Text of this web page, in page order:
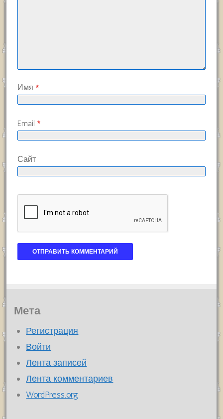
Имя *
Email *
Сайт
Мета
Регистрация
Войти
Лента записей
Лента комментариев
WordPress.org